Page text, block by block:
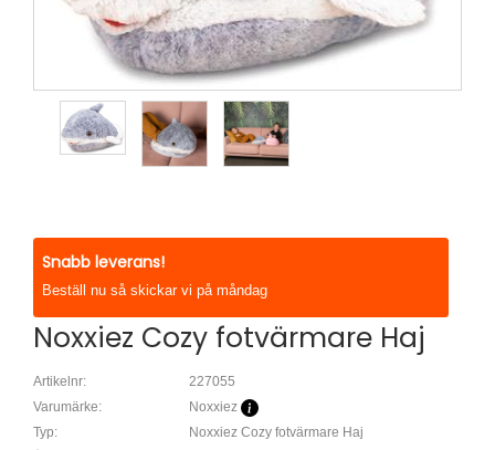
Snabb leverans!
Beställ nu så skickar vi på måndag
Noxxiez Cozy fotvärmare Haj
Artikelnr:
227055
Varumärke:
Noxxiez
Typ:
Noxxiez Cozy fotvärmare Haj